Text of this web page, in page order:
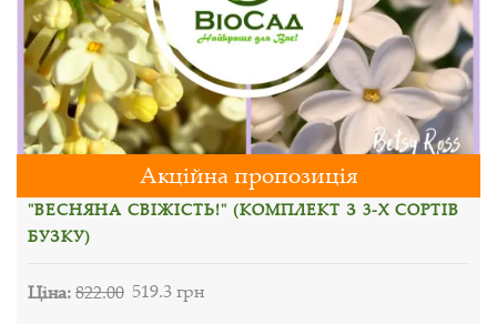
Акційна пропозиція
"ВЕСНЯНА СВІЖІСТЬ!" (КОМПЛЕКТ З 3-Х СОРТІВ
БУЗКУ)
Ціна:822.00 519.3 грн